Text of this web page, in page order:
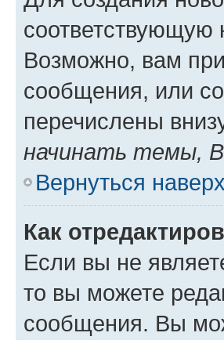
соответствующую
Возможно, вам
сообщения, или
перечислены
начинать темы,
Вернуться наверх
Как
Если вы не
то вы можете
сообщения. Вы